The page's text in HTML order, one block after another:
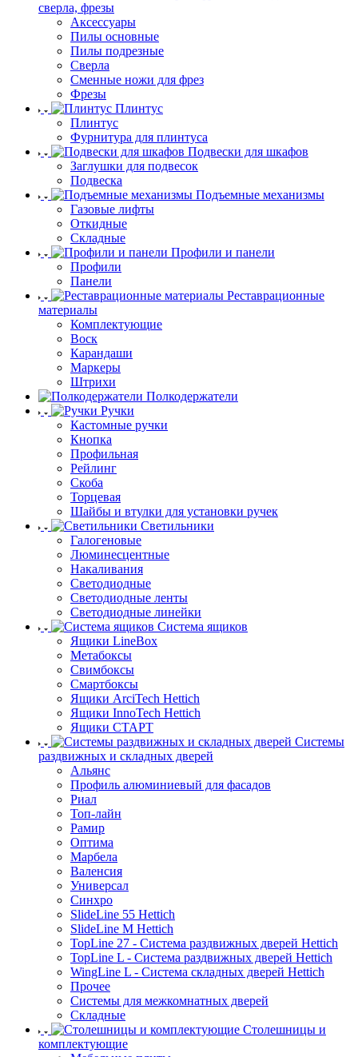
сверла, фрезы
Аксессуары
Пилы основные
Пилы подрезные
Сверла
Сменные ножи для фрез
Фрезы
Плинтус
Плинтус
Фурнитура для плинтуса
Подвески для шкафов
Заглушки для подвесок
Подвеска
Подъемные механизмы
Газовые лифты
Откидные
Складные
Профили и панели
Профили
Панели
Реставрационные
материалы
Комплектующие
Воск
Карандаши
Маркеры
Штрихи
Полкодержатели
Ручки
Кастомные ручки
Кнопка
Профильная
Рейлинг
Скоба
Торцевая
Шайбы и втулки для установки ручек
Светильники
Галогеновые
Люминесцентные
Накаливания
Светодиодные
Светодиодные ленты
Светодиодные линейки
Система ящиков
Ящики LineBox
Метабоксы
Свимбоксы
Смартбоксы
Ящики ArciTech Hettich
Ящики InnoTech Hettich
Ящики СТАРТ
Системы
раздвижных и складных дверей
Альянс
Профиль алюминиевый для фасадов
Риал
Топ-лайн
Рамир
Оптима
Марбела
Валенсия
Универсал
Синхро
SlideLine 55 Hettich
SlideLine M Hettich
TopLine 27 - Система раздвижных дверей Hettich
TopLine L - Система раздвижных дверей Hettich
WingLine L - Система складных дверей Hettich
Прочее
Системы для межкомнатных дверей
Складные
Столешницы и
комплектующие